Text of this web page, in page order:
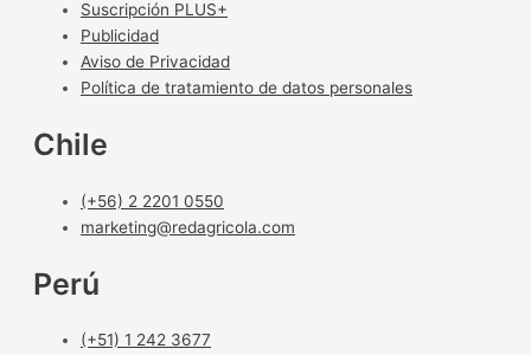
Suscripción PLUS+
Publicidad
Aviso de Privacidad
Política de tratamiento de datos personales
Chile
(+56) 2 2201 0550
marketing@redagricola.com
Perú
(+51) 1 242 3677